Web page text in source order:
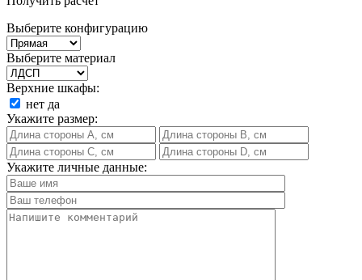
Выберите конфигурацию
Выберите материал
Верхние шкафы:
нет да
Укажите размер:
Укажите личные данные: